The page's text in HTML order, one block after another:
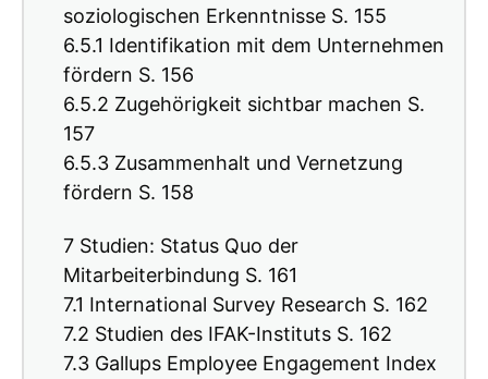
soziologischen Erkenntnisse S. 155
6.5.1 Identifikation mit dem Unternehmen
fördern S. 156
6.5.2 Zugehörigkeit sichtbar machen S.
157
6.5.3 Zusammenhalt und Vernetzung
fördern S. 158
7 Studien: Status Quo der
Mitarbeiterbindung S. 161
7.1 International Survey Research S. 162
7.2 Studien des IFAK-Instituts S. 162
7.3 Gallups Employee Engagement Index